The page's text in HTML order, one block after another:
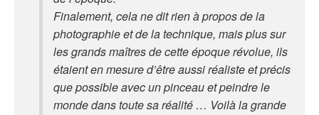
Finalement, cela ne dit rien à propos de la
photographie et de la technique, mais plus sur
les grands maîtres de cette époque révolue, ils
étaient en mesure d’être aussi réaliste et précis
que possible avec un pinceau et peindre le
monde dans toute sa réalité … Voilà la grande